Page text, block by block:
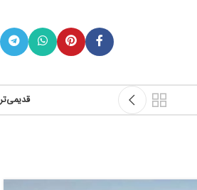
قدیمی‌تر